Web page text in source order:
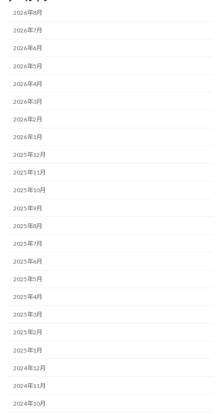
2026年8月
2026年7月
2026年6月
2026年5月
2026年4月
2026年3月
2026年2月
2026年1月
2025年12月
2025年11月
2025年10月
2025年9月
2025年8月
2025年7月
2025年6月
2025年5月
2025年4月
2025年3月
2025年2月
2025年1月
2024年12月
2024年11月
2024年10月